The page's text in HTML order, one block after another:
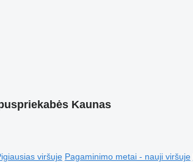
Kaunas
viršuje Pagaminimo metai - nauji viršuje